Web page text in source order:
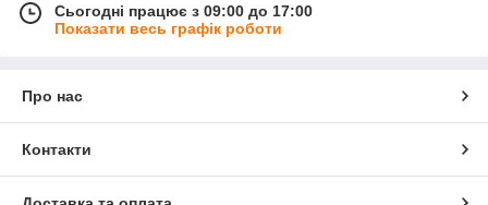
Сьогодні працює з 09:00 до 17:00
Показати весь графік роботи
Про нас
Контакти